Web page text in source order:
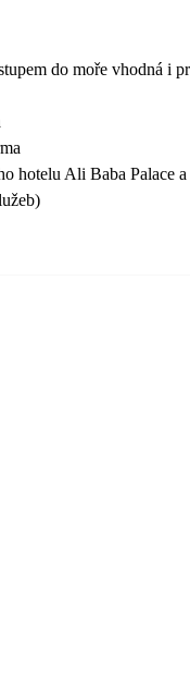
do moře vhodná i
hotelu Ali Baba Palace a